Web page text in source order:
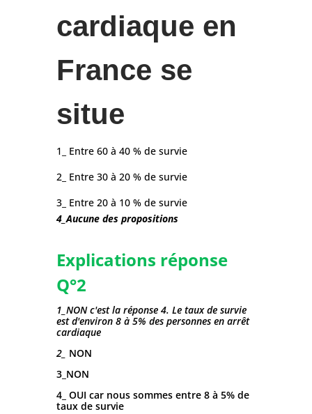
cardiaque en
France se
situe
1_ Entre 60 à 40 % de survie
2_ Entre 30 à 20 % de survie
3_ Entre 20 à 10 % de survie
4_Aucune des propositions
Explications réponse
Q°2
1_NON c'est la réponse 4. Le taux de survie
est d'environ 8 à 5% des personnes en arrêt
cardiaque
2_ NON
3_NON
4_ OUI car nous sommes entre 8 à 5% de
taux de survie